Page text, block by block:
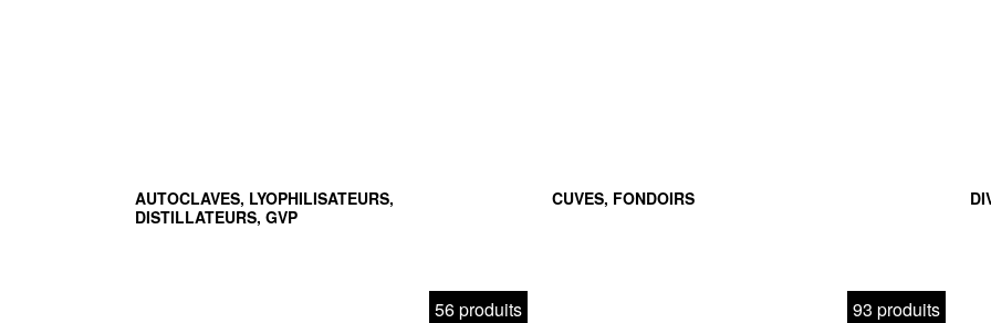
E
AUTOCLAVES, LYOPHILISATEURS,
DISTILLATEURS, GVP
CUVES, FONDOIRS
56 produits 93 produits